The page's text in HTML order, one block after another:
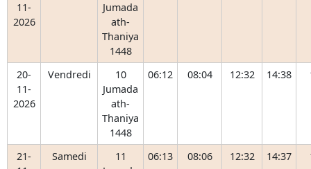
11-
2026
Jumada
ath-
Thaniya
1448
20-
11-
2026
Vendredi
10
Jumada
ath-
Thaniya
1448
06:12 08:04 12:32 14:38
21-
Samedi
11
06:13 08:06 12:32 14:37